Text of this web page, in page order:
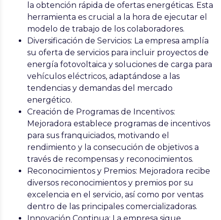
la obtención rápida de ofertas energéticas. Esta
herramienta es crucial a la hora de ejecutar el
modelo de trabajo de los colaboradores.
Diversificación de Servicios: La empresa amplía
su oferta de servicios para incluir proyectos de
energía fotovoltaica y soluciones de carga para
vehículos eléctricos, adaptándose a las
tendencias y demandas del mercado
energético.
Creación de Programas de Incentivos:
Mejoradora establece programas de incentivos
para sus franquiciados, motivando el
rendimiento y la consecución de objetivos a
través de recompensas y reconocimientos.
Reconocimientos y Premios: Mejoradora recibe
diversos reconocimientos y premios por su
excelencia en el servicio, así como por ventas
dentro de las principales comercializadoras.